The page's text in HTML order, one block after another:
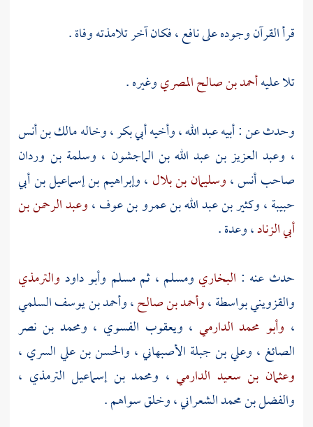
قرأ القرآن وجوده علىنافع ،فكان آخر تلامذته وفاة .
تلا عليهأحمد بن صالح المصريوغيره .
وحدث عن : أبيهعبد الله، وأخيهأبي بكر، وخالهمالك بن أنس
، وعبد العزيز بن عبد الله بن الماجشون ، وسلمة بن وردان
صاحبأنس،وسليمان بن بلال ،وإبراهيم بن إسماعيل بن أبي
حبيبة،وكثير بن عبد الله بن عمرو بن عوف،وعبد الرحمن بن
أبي الزناد، وعدة .
حدث عنه : البخاري ومسلم ، ثممسلم وأبو داود والترمذي
والقزوينيبواسطة ،وأحمد بن صالح،وأحمد بن يوسف السلمي
، وأبو محمد الدارمي ، ويعقوب الفسوي ، ومحمد بن نصر
الصائغ ، وعلي بن جبلة الأصبهاني، والحسن بن علي السري ،
وعثمان بن سعيد الدارمي ، ومحمد بن إسماعيل الترمذي ،
والفضل بن محمد الشعراني، وخلق سواهم .